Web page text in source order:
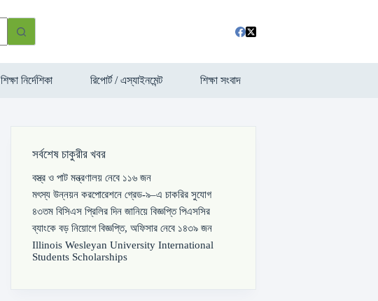
শিক্ষা নির্দেশিকা রিপোর্ট / এস্যাইনমেন্ট শিক্ষা সংবাদ
সর্বশেষ চাকুরীর খবর
বস্ত্র ও পাট মন্ত্রণালয় নেবে ১১৬ জন
মৎস্য উন্নয়ন করপোরেশনে গ্রেড-৯–এ চাকরির সুযোগ
৪৩তম বিসিএস প্রিলির দিন জানিয়ে বিজ্ঞপ্তি পিএসসির
ব্যাংকে বড় নিয়োগে বিজ্ঞপ্তি, অফিসার নেবে ১৪৩৯ জন
Illinois Wesleyan University International
Students Scholarships